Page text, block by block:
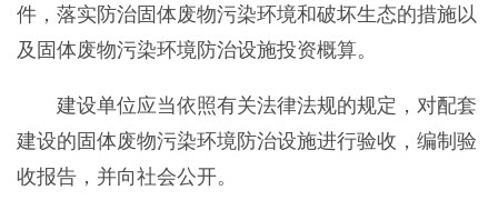
件，落实防治固体废物污染环境和破坏生态的措施以
及固体废物污染环境防治设施投资概算。
建设单位应当依照有关法律法规的规定，对配套
建设的固体废物污染环境防治设施进行验收，编制验
收报告，并向社会公开。